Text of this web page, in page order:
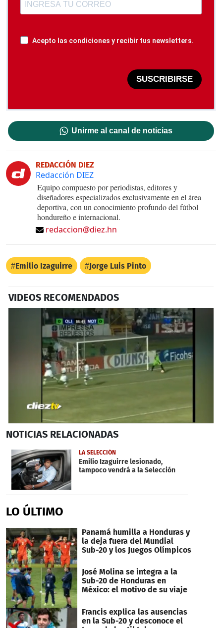
Acepto las condiciones y recibir tus newsletters.
SUSCRIBIRSE
Unirme al canal de noticias
REDACCIÓN DIEZ
Redacción DIEZ
Equipo compuesto por periodistas, editores y
diseñadores especializados exclusivamente en el área
deportiva, con un conocimiento profundo del fútbol
hondureño e internacional.
redaccion@diez.hn
Emilio Izaguirre Jorge Luis Pinto
VIDEOS RECOMENDADOS
seconds
33
seconds
NOTICIAS RELACIONADAS
LA SELECCIÓN
Emilio Izaguirre lesionado,
tampoco vendrá a la Selección
LO ÚLTIMO
Panamá humilla a Honduras y
la deja fuera del Mundial
Sub-20 y los Juegos Olímpicos
José Molina se integra a la
Sub-20 de Honduras en
México: el motivo de su viaje
Francis explica las ausencias
en la Sub-20 y desconoce el